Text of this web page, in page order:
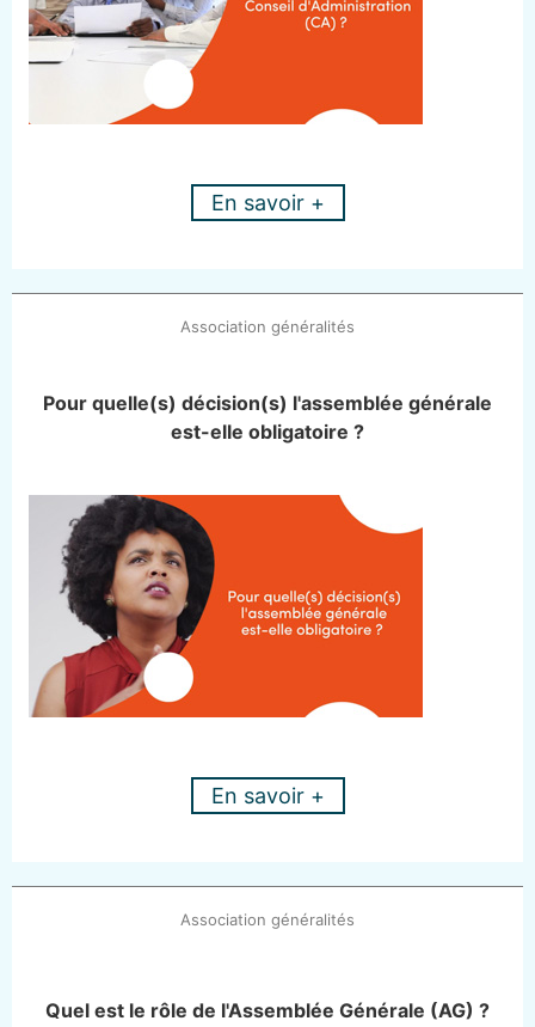
En savoir +
Association généralités
Pour quelle(s) décision(s) l'assemblée générale
est-elle obligatoire ?
En savoir +
Association généralités
Quel est le rôle de l'Assemblée Générale (AG) ?